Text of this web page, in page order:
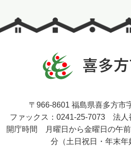
〒966-8601 福島県喜多方市
ファックス：0241-25-7073 法人
開庁時間 月曜日から金曜日の午
分（土日祝日・年末年